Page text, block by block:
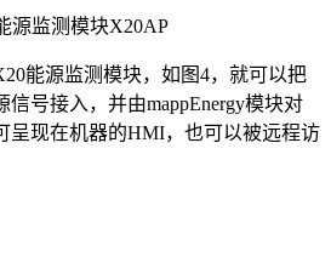
源监测模块X20AP
能源监测模块，如图4，就可以把
号接入，并由mappEnergy模块对
呈现在机器的HMI，也可以被远程访